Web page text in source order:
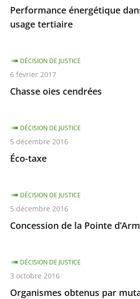
Performance énergétique
usage tertiaire
Chasse oies cendrées
DÉCISION DE JUSTICE
6 février 2017
Éco-taxe
DÉCISION DE JUSTICE
5 décembre 2016
Concession de la Pointe
DÉCISION DE JUSTICE
5 décembre 2016
Organismes obtenus par
DÉCISION DE JUSTICE
3 octobre 2016